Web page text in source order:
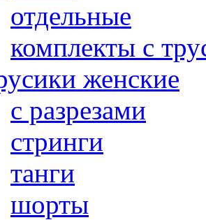
отдельные
комплекты с
женские
с разрезами
стринги
танги
шорты